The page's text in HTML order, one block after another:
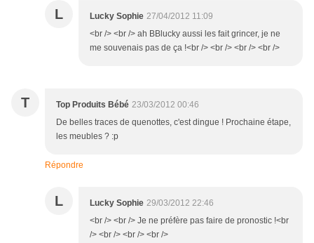
L Lucky Sophie 27/04/2012 11:09
<br /> <br /> ah BBlucky aussi les fait grincer, je ne
me souvenais pas de ça !<br /> <br /> <br /> <br />
T Top Produits Bébé 23/03/2012 00:46
De belles traces de quenottes, c'est dingue ! Prochaine étape,
les meubles ? :p
Répondre
L Lucky Sophie 29/03/2012 22:46
<br /> <br /> Je ne préfère pas faire de pronostic !<br
/> <br /> <br /> <br />